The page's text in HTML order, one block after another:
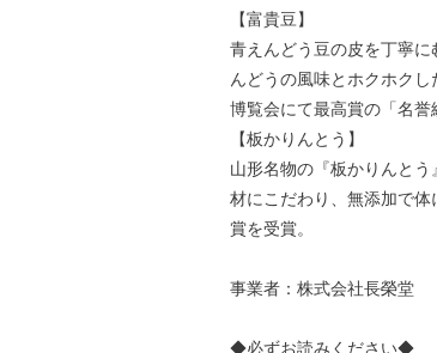
【富貴豆】
青えんどう豆の皮を丁寧
んどうの風味とホクホク
博覧会にて最高賞の「名誉
【板かりんとう】
山形名物の『板かりんと
材にこだわり、無添加で体
賞を受賞。
事業者：株式会社長榮堂
◆必ずお読みください◆